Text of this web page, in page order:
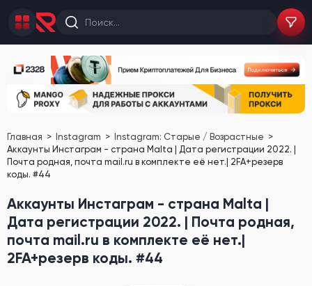
Главная Instagram
Instagram: Старые / Возрастные
Аккаунты Инстаграм - страна Malta | Дата регистрации 2022. |
Почта родная, почта mail.ru в комплекте её нет.| 2FA+резерв
коды. #44
Аккаунты Инстаграм - страна Malta |
Дата регистрации 2022. | Почта родная,
почта mail.ru в комплекте её нет.|
2FA+резерв коды. #44